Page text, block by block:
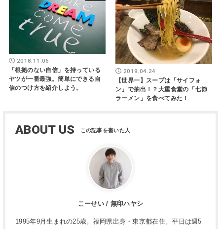
2018.11.06
「根拠のない自信」を持っている
ヤツが一番最強。簡単にできる自
信のつけ方を紹介しよう。
2019.04.24
【世界一】スープは「サイフォ
ン」で抽出！？大重食堂の「七節
ラーメン」を食べてみた！
ABOUT US
こーせい / 無印ハヤシ
1995年9月生まれの25歳。福岡県出身・東京都在住。平日は週5